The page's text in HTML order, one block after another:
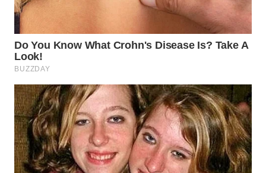
TANI
WAHANA
WAHANA
INFRASTRUKTUR
WAHANA
KONSUMEN